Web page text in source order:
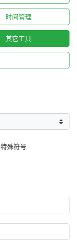
时间管理
其它工具
特殊符号